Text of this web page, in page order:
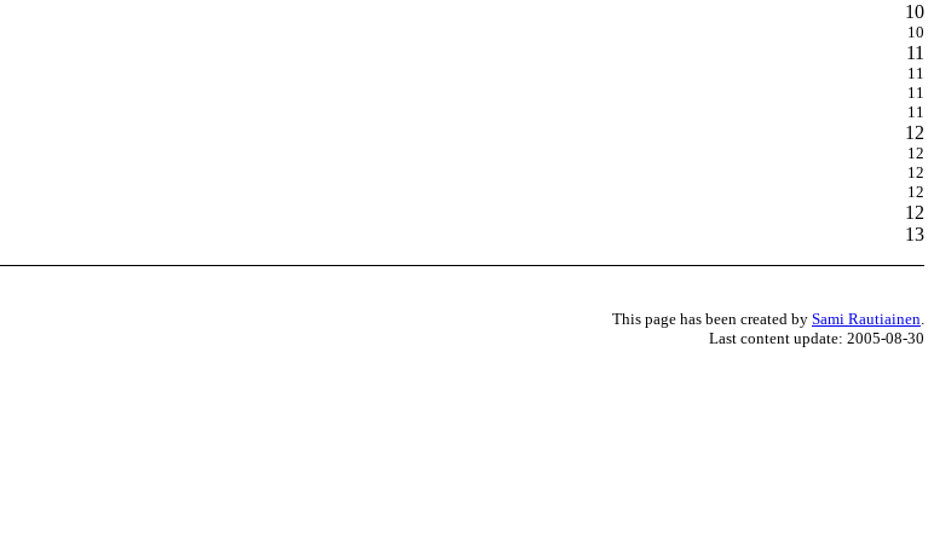
10
10
11
11
11
11
12
12
12
12
12
13
This page has been created by Sami Rautiainen.
Last content update: 2005-08-30